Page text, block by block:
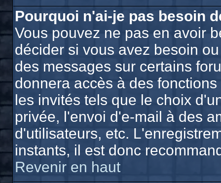
Pourquoi n'ai-je pas besoin
Vous pouvez ne pas en avoir
décider si vous avez besoin
des messages sur certains
donnera accès à des
les invités tels que le choix
privée, l'envoi d'e-mail à des
d'utilisateurs, etc.
instants, il est donc
Revenir en haut